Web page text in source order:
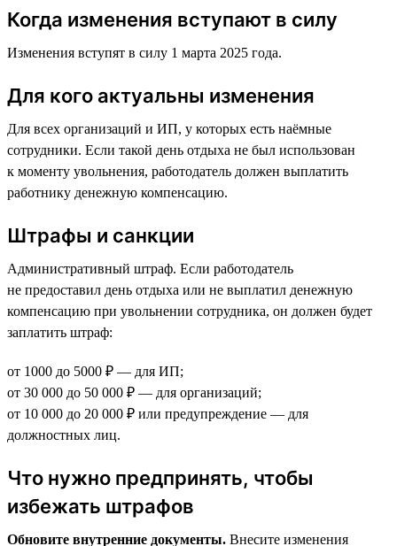
Когда изменения вступают в силу
Изменения вступят в силу 1 марта 2025 года.
Для кого актуальны изменения
Для всех организаций и ИП, у которых есть наёмные
сотрудники. Если такой день отдыха не был использован
к моменту увольнения, работодатель должен выплатить
работнику денежную компенсацию.
Штрафы и санкции
Административный штраф. Если работодатель
не предоставил день отдыха или не выплатил денежную
компенсацию при увольнении сотрудника, он должен будет
заплатить штраф:
от 1000 до 5000 ₽ — для ИП;
от 30 000 до 50 000 ₽ — для организаций;
от 10 000 до 20 000 ₽ или предупреждение — для
должностных лиц.
Что нужно предпринять, чтобы
избежать штрафов
Обновите внутренние документы. Внесите изменения